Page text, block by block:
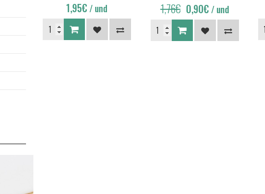
1,95€/ und 1,76€ 0,90€/ und